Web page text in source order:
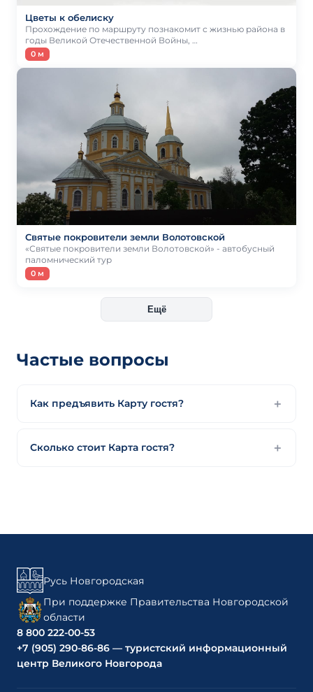
Цветы к обелиску
Прохождение по маршруту познакомит с жизнью района в
годы Великой Отечественной Войны, …
0 м
Святые покровители земли Волотовской
«Святые покровители земли Волотовской» - автобусный
паломнический тур
0 м
Ещё
Частые вопросы
Как предъявить Карту гостя?
Сколько стоит Карта гостя?
Русь Новгородская
При поддержке Правительства Новгородской
области
8 800 222-00-53
+7 (905) 290-86-86 — туристский информационный
центр Великого Новгорода